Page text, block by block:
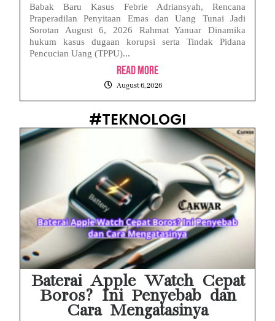
Babak Baru Kasus Febrie Adriansyah, Rencana
Praperadilan Penyitaan Emas dan Uang Tunai Jadi
Sorotan August 6, 2026 Rahmat Yanuar Dinamika
hukum kasus dugaan korupsi serta Tindak Pidana
Pencucian Uang (TPPU)...
Read More
August 6, 2026
#TEKNOLOGI
Baterai Apple Watch Cepat
Boros? Ini Penyebab dan
Cara Mengatasinya